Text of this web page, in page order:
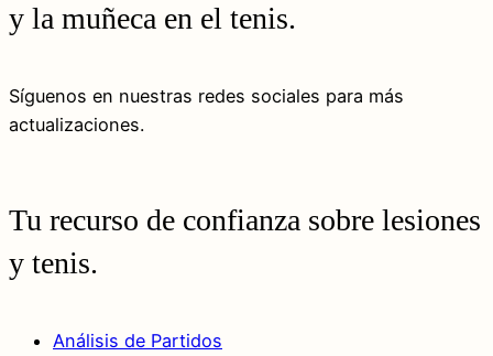
y la muñeca en el tenis.
Síguenos en nuestras redes sociales para más
actualizaciones.
Tu recurso de confianza sobre lesiones
y tenis.
Análisis de Partidos